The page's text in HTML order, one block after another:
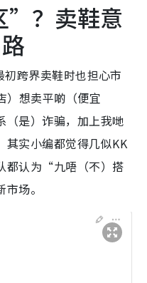
”？卖鞋意
跨界卖鞋时也担心市
想卖平啲（便宜
（是）诈骗，加上我哋
其实小编都觉得几似KK
都认为“九唔（不）搭
场。